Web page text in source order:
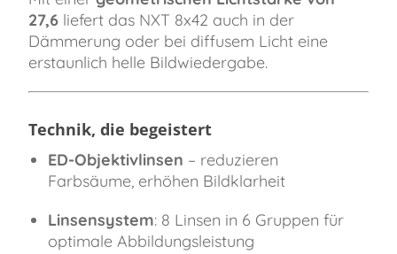
27,6 liefert das NXT 8x42 auch in der
Dämmerung oder bei diffusem Licht eine
erstaunlich helle Bildwiedergabe.
Technik, die begeistert
ED-Objektivlinsen – reduzieren
Farbsäume, erhöhen Bildklarheit
Linsensystem: 8 Linsen in 6 Gruppen für
optimale Abbildungsleistung